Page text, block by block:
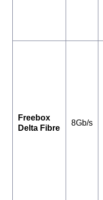
Freebox
Delta Fibre
8Gb/s